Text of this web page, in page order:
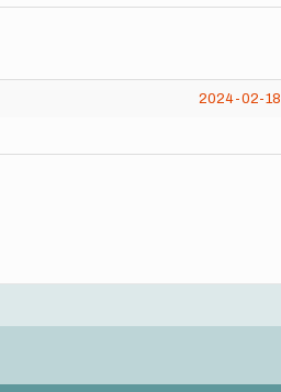
2024-02-18